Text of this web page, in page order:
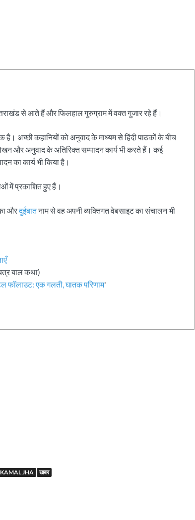
से आते हैं और फिलहाल गुरुग्राम में वक्त गुजार रहे हैं।
अच्छी कहानियों को अनुवाद के माध्यम से हिंदी पाठकों के बीच
और अनुवाद के अतिरिक्त सम्पादन कार्य भी करते हैं। कई
का कार्य भी किया है।
में प्रकाशित हुए हैं।
औरदुईबातनाम से वह अपनी व्यक्तिगत वेबसाइट का संचालन भी
बाल कथा)
फॉलाउट: एक गलती, घातक परिणाम'
JHA खबर